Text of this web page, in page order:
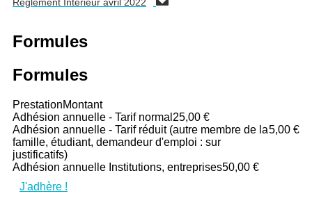
Règlement Intérieur avril 2022
Formules
Formules
PrestationMontant
Adhésion annuelle - Tarif normal 25,00 €
Adhésion annuelle - Tarif réduit (autre membre de la
famille, étudiant, demandeur d'emploi : sur
justificatifs)
5,00 €
Adhésion annuelle Institutions, entreprises50,00 €
J'adhère !